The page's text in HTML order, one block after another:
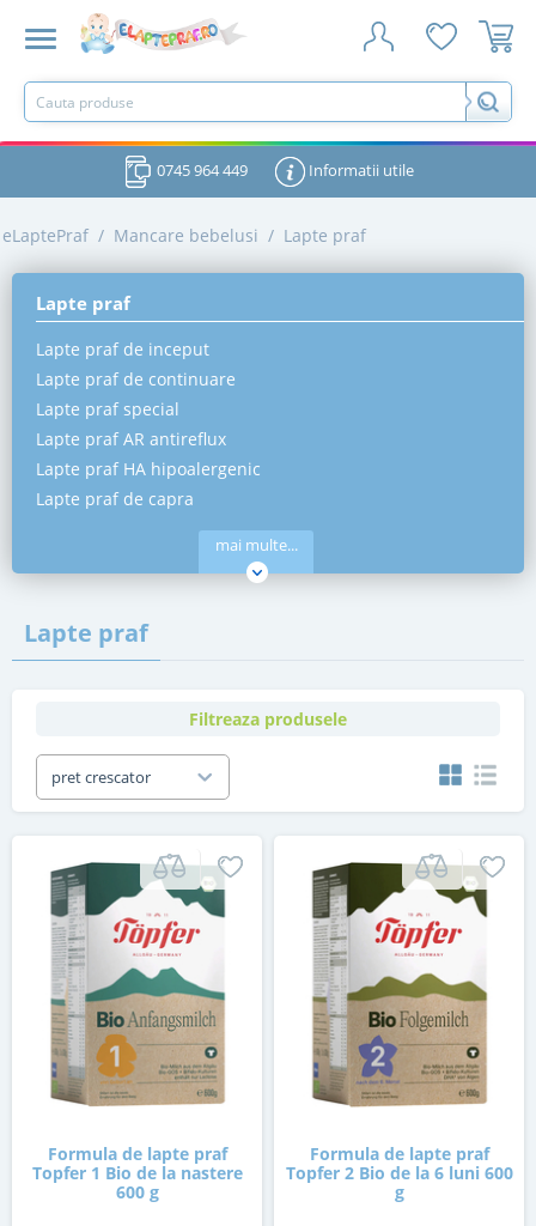
0745 964 449 Informatii utile
eLaptePraf / Mancare bebelusi / Lapte praf
Lapte praf
Lapte praf de inceput
Lapte praf de continuare
Lapte praf special
Lapte praf AR antireflux
Lapte praf HA hipoalergenic
Lapte praf de capra
mai multe...
Lapte praf
Filtreaza produsele
pret crescator
Formula de lapte praf
Topfer 1 Bio de la nastere
600 g
Formula de lapte praf
Topfer 2 Bio de la 6 luni 600
g